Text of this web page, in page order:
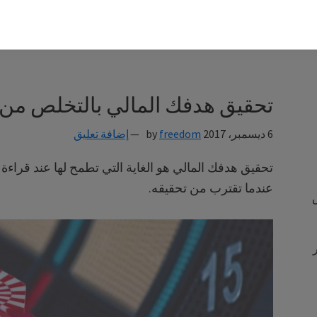
تحقيق هدفك المالي بالتخلص
6 ديسمبر، 2017 freedom إضافة تعليق
تحقيق هدفك المالي هو الغاية التي تطمح لها عند
عندما تقترب من تحقيقه.